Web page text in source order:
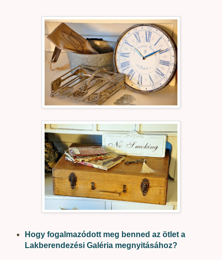
Hogy fogalmazódott meg benned az ötlet a
Lakberendezési Galéria megnyitásához?